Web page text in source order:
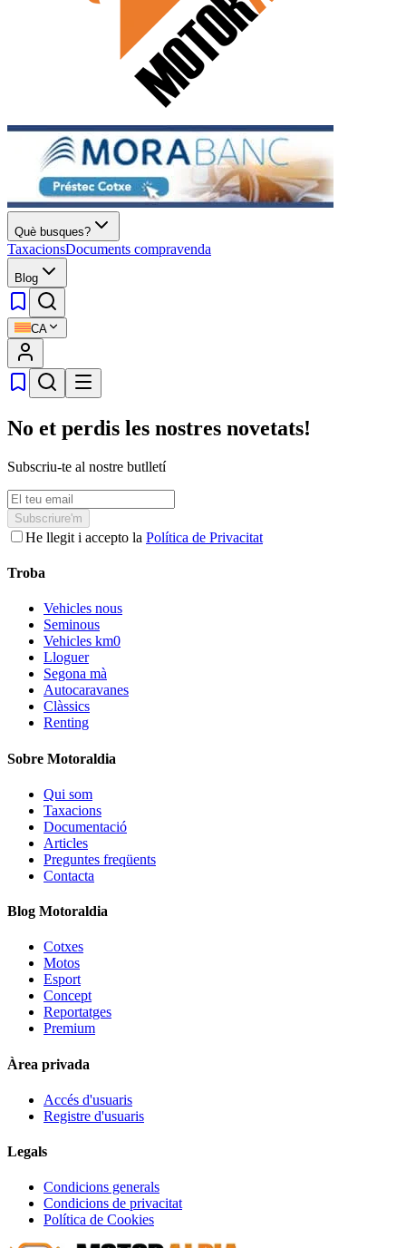
Què busques?
TaxacionsDocuments compravenda
Blog
CA
No et perdis les nostres novetats!
Subscriu-te al nostre butlletí
Subscriure'm
He llegit i accepto la Política de Privacitat
Troba
Vehicles nous
Seminous
Vehicles km0
Lloguer
Segona mà
Autocaravanes
Clàssics
Renting
Sobre Motoraldia
Qui som
Taxacions
Documentació
Articles
Preguntes freqüents
Contacta
Blog Motoraldia
Cotxes
Motos
Esport
Concept
Reportatges
Premium
Àrea privada
Accés d'usuaris
Registre d'usuaris
Legals
Condicions generals
Condicions de privacitat
Política de Cookies